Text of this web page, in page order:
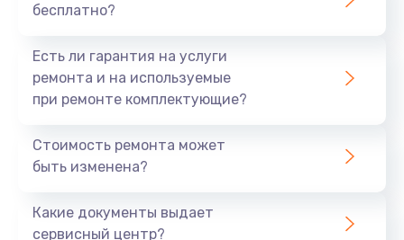
от 990 руб.
Заказать
Замена стекла
бесплатно?
Есть ли гарантия на услуги
ремонта и на используемые
при ремонте комплектующие?
Стоимость ремонта может
быть изменена?
Какие документы выдает
сервисный центр?